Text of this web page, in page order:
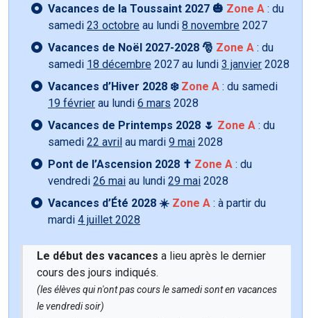
Vacances de la Toussaint 2027 🎃 Zone A : du
samedi 23 octobre au lundi 8 novembre 2027
Vacances de Noël 2027-2028 🎅 Zone A : du
samedi 18 décembre 2027 au lundi 3 janvier 2028
Vacances d’Hiver 2028 ❄️ Zone A : du samedi
19 février au lundi 6 mars 2028
Vacances de Printemps 2028 🌷 Zone A : du
samedi 22 avril au mardi 9 mai 2028
Pont de l’Ascension 2028 ✝️ Zone A : du
vendredi 26 mai au lundi 29 mai 2028
Vacances d’Été 2028 ☀️ Zone A : à partir du
mardi 4 juillet 2028
Le début des vacances a lieu après le dernier
cours des jours indiqués.
(les élèves qui n'ont pas cours le samedi sont en vacances
le vendredi soir)